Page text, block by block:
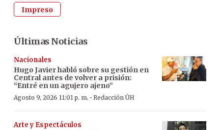
Impreso
Últimas Noticias
Nacionales
Hugo Javier habló sobre su gestión en
Central antes de volver a prisión:
“Entré en un agujero ajeno”
Agosto 9, 2026 11:01 p. m. · Redacción ÚH
Arte y Espectáculos